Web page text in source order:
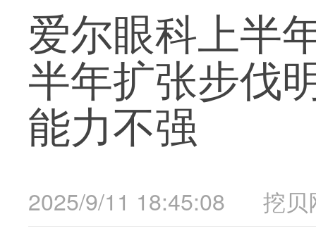
爱尔眼科上半
半年扩张步伐
能力不强
2025/9/11 18:45:08 挖贝